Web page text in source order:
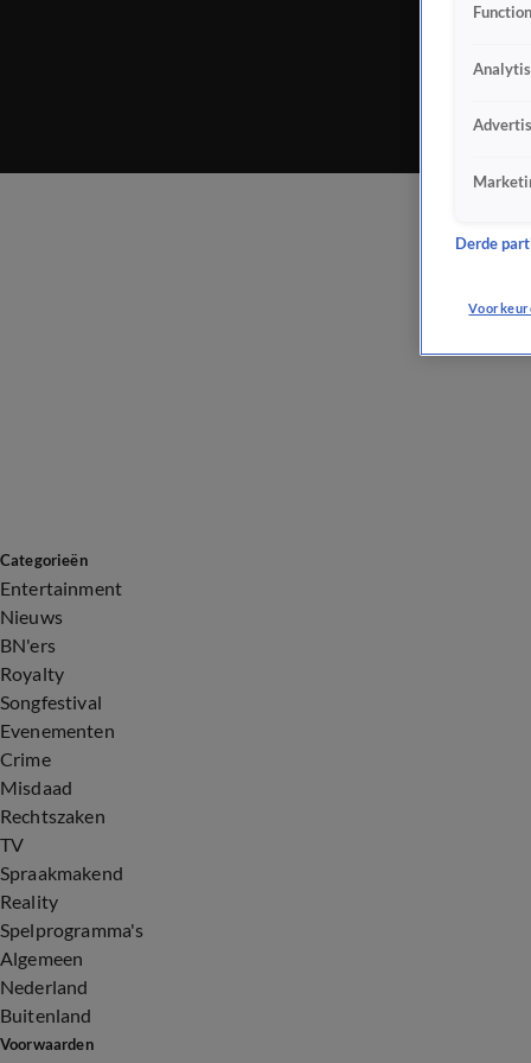
Categorieën
Entertainment
Nieuws
BN'ers
Royalty
Songfestival
Evenementen
Crime
Misdaad
Rechtszaken
TV
Spraakmakend
Reality
Spelprogramma's
Algemeen
Nederland
Buitenland
Voorwaarden
Derde